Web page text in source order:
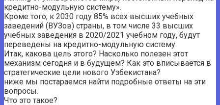
кредитно-модульную систему».
Кроме того, к 2030 году 85% всех высших учебных
заведений (ВУЗов) страны, в том числе 33 высших
учебных заведения в 2020/2021 учебном году, будут
переведены на кредитно-модульную систему.
Итак, какова цель этого? Насколько полезен этот
механизм сегодня и в будущем? Как это вписывается в
стратегические цели нового Узбекистана?
ниже мы постараемся найти подробные ответы на эти
вопросы.
Что это такое?